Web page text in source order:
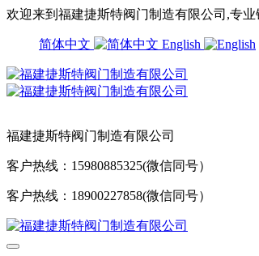
欢迎来到福建捷斯特阀门制造有限公司,专
简体中文 English
福建捷斯特阀门制造有限公司
客户热线：15980885325(微信同号）
客户热线：18900227858(微信同号）